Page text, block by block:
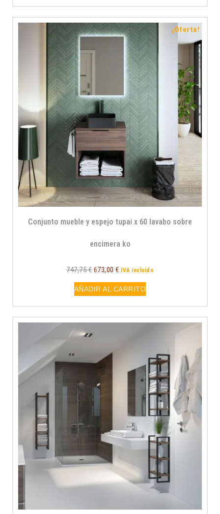
¡Oferta!
Conjunto mueble y espejo tupai x 60 lavabo sobre
encimera ko
747,75€ 673,00 € IVA incluido
AÑADIR AL CARRITO